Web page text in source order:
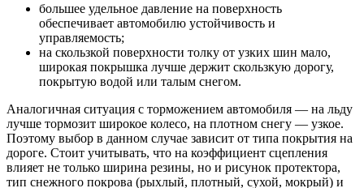
большее удельное давление на поверхность
обеспечивает автомобилю устойчивость и
управляемость;
на скользкой поверхности толку от узких шин мало,
широкая покрышка лучше держит скользкую дорогу,
покрытую водой или талым снегом.
Аналогичная ситуация с торможением автомобиля — на льду
лучше тормозит широкое колесо, на плотном снегу — узкое.
Поэтому выбор в данном случае зависит от типа покрытия на
дороге. Стоит учитывать, что на коэффициент сцепления
влияет не только ширина резины, но и рисунок протектора,
тип снежного покрова (рыхлый, плотный, сухой, мокрый) и